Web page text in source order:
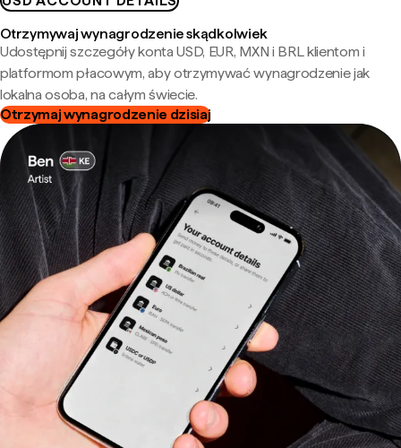
Otrzymywaj wynagrodzenie skądkolwiek
Udostępnij szczegóły konta USD, EUR, MXN i BRL klientom i
platformom płacowym, aby otrzymywać wynagrodzenie jak
lokalna osoba, na całym świecie.
Otrzymaj wynagrodzenie dzisiaj